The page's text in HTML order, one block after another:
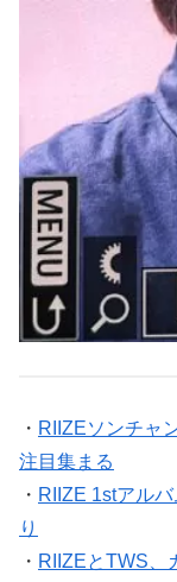
・ RIIZEソンチャ
注目集まる
・ RIIZE 1stアル
り
・ RIIZEとTWS、